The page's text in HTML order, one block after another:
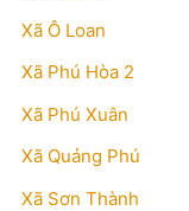
Xã Ô Loan
Xã Phú Hòa 2
Xã Phú Xuân
Xã Quảng Phú
Xã Sơn Thành